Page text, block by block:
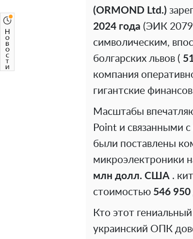
(ORMOND Ltd.)
2024 года (ЭИК
символическим,
болгарских львов (
компания
гигантские
Масштабы
Point и связанными
были поставлены
микроэлектроники
млн долл. США .
стоимостью 546
Кто этот
украинский ОПК